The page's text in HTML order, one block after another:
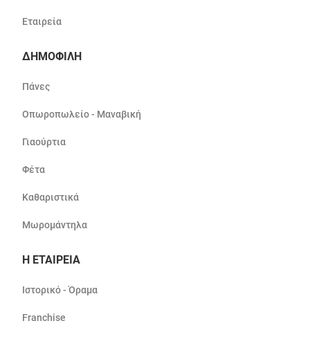
Εταιρεία
ΔΗΜΟΦΙΛΗ
Πάνες
Οπωροπωλείο - Μαναβική
Γιαούρτια
Φέτα
Καθαριστικά
Μωρομάντηλα
Η ΕΤΑΙΡΕΙΑ
Ιστορικό - Όραμα
Franchise